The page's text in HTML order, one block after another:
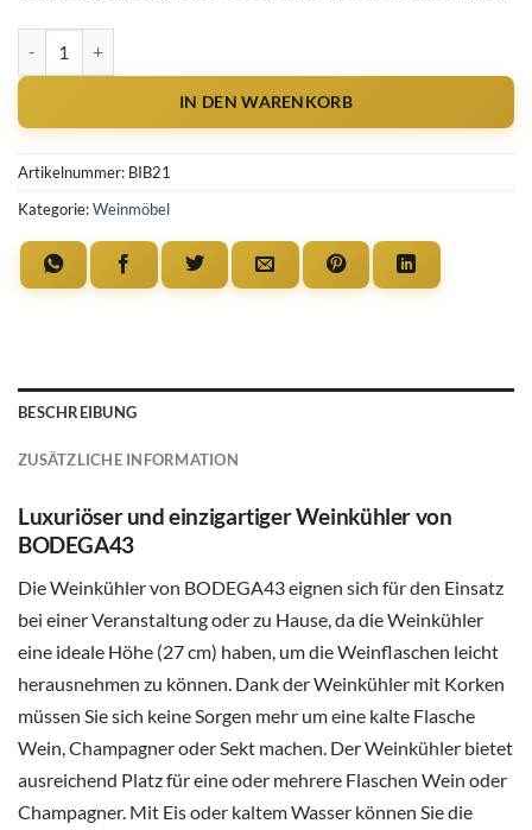
IN DEN WARENKORB
Artikelnummer: BIB21
Kategorie:Weinmöbel
BESCHREIBUNG
ZUSÄTZLICHE INFORMATION
Luxuriöser und einzigartiger Weinkühler von
BODEGA43
Die Weinkühler von BODEGA43 eignen sich für den Einsatz
bei einer Veranstaltung oder zu Hause, da die Weinkühler
eine ideale Höhe (27 cm) haben, um die Weinflaschen leicht
herausnehmen zu können. Dank der Weinkühler mit Korken
müssen Sie sich keine Sorgen mehr um eine kalte Flasche
Wein, Champagner oder Sekt machen. Der Weinkühler bietet
ausreichend Platz für eine oder mehrere Flaschen Wein oder
Champagner. Mit Eis oder kaltem Wasser können Sie die